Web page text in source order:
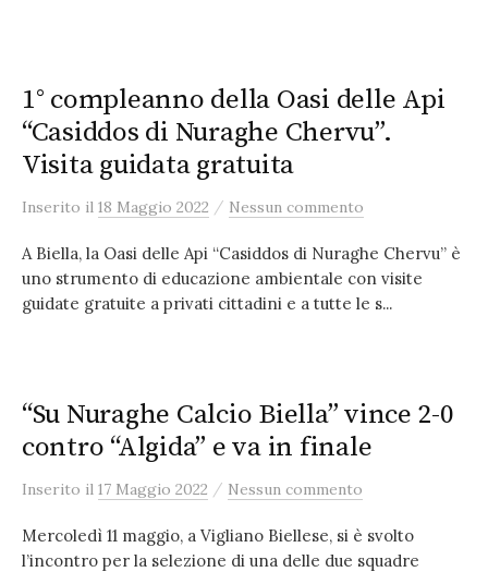
1° compleanno della Oasi delle Api
“Casiddos di Nuraghe Chervu”.
Visita guidata gratuita
Inserito il 18 Maggio 2022 / Nessun commento
A Biella, la Oasi delle Api “Casiddos di Nuraghe Chervu” è
uno strumento di educazione ambientale con visite
guidate gratuite a privati cittadini e a tutte le s...
“Su Nuraghe Calcio Biella” vince 2-0
contro “Algida” e va in finale
Inserito il 17 Maggio 2022 / Nessun commento
Mercoledì 11 maggio, a Vigliano Biellese, si è svolto
l’incontro per la selezione di una delle due squadre